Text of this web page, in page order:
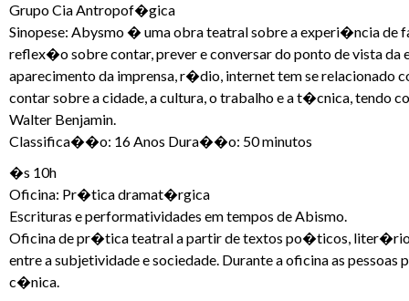
Grupo Cia Antropof�gica
Sinopese: Abysmo � uma obra teatral sobre a experi�ncia
reflex�o sobre contar, prever e conversar do ponto de vista
aparecimento da imprensa, r�dio, internet tem se relacionado
contar sobre a cidade, a cultura, o trabalho e a t�cnica, tendo
Walter Benjamin.
Classifica��o: 16 Anos Dura��o: 50 minutos
�s 10h
Oficina: Pr�tica dramat�rgica
Escrituras e performatividades em tempos de Abismo.
Oficina de pr�tica teatral a partir de textos po�ticos,
entre a subjetividade e sociedade. Durante a oficina as
c�nica.